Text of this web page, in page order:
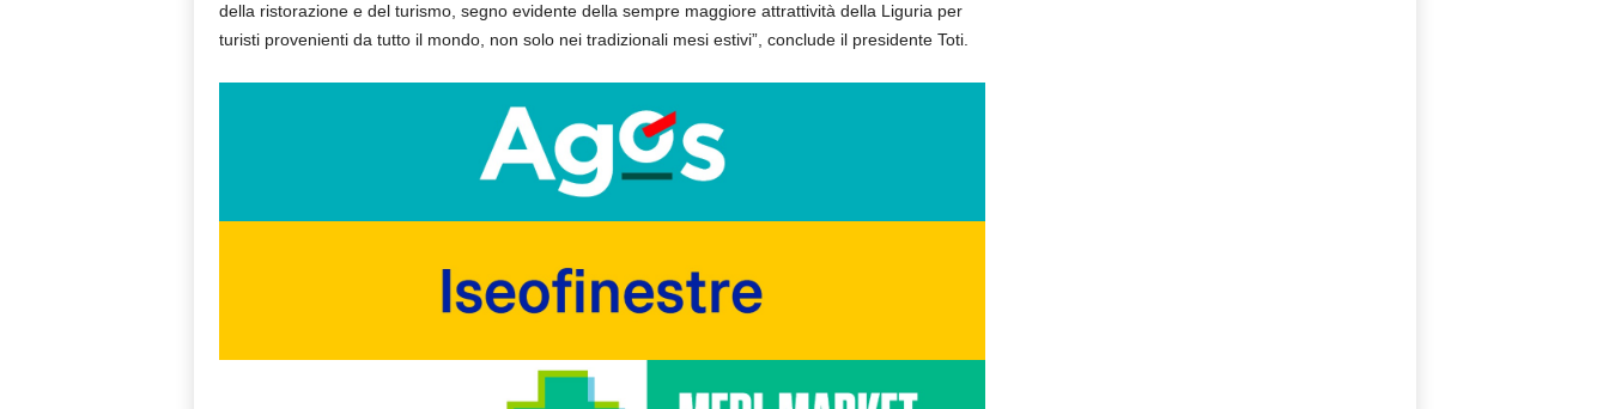
della ristorazione e del turismo, segno evidente della sempre maggiore attrattività della Liguria per
turisti provenienti da tutto il mondo, non solo nei tradizionali mesi estivi”, conclude il presidente Toti.